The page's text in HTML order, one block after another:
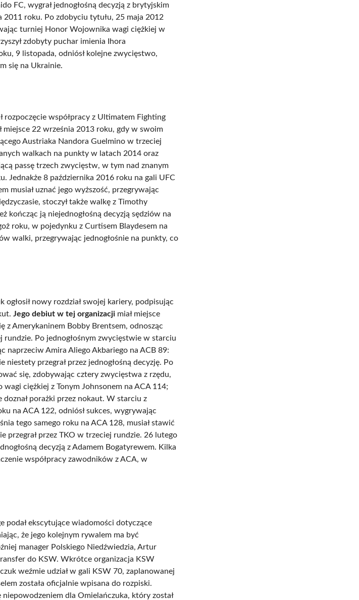
FC, wygrał jednogłośną decyzją z brytyjskim
2011 roku. Po zdobyciu tytułu, 25 maja 2012
turniej Honor Wojownika wagi ciężkiej w
zdobyty puchar imienia Ihora
9 listopada, odniósł kolejne zwycięstwo,
się na Ukrainie.
rozpoczęcie współpracy z Ultimatem Fighting
22 września 2013 roku, gdy w swoim
Austriaka Nandora Guelmino w trzeciej
walkach na punkty w latach 2014 oraz
passę trzech zwycięstw, w tym nad znanym
Jednakże 8 października 2016 roku na gali UFC
musiał uznać jego wyższość, przegrywając
stoczył także walkę z Timothy
kończąc ją niejednogłośną decyzją sędziów na
roku, w pojedynku z Curtisem Blaydesem na
walki, przegrywając jednogłośnie na punkty, co
nowy rozdział swojej kariery, podpisując
Jego debiut w tej organizacji miał miejsce
z Amerykaninem Bobby Brentsem, odnosząc
Po jednogłośnym zwycięstwie w starciu
naprzeciw Amira Aliego Akbariego na ACB 89:
przegrał przez jednogłośną decyzję. Po
się, zdobywając cztery zwycięstwa z rzędu,
ciężkiej z Tonym Johnsonem na ACA 114;
porażki przez nokaut. W starciu z
na ACA 122, odniósł sukces, wygrywając
tego samego roku na ACA 128, musiał stawić
przegrał przez TKO w trzeciej rundzie. 26 lutego
decyzją z Adamem Bogatyrewem. Kilka
współpracy zawodników z ACA, w
podał ekscytujące wiadomości dotyczące
że jego kolejnym rywalem ma być
manager Polskiego Niedźwiedzia, Artur
do KSW. Wkrótce organizacja KSW
weźmie udział w gali KSW 70, zaplanowanej
została oficjalnie wpisana do rozpiski.
dla Omielańczuka, który został